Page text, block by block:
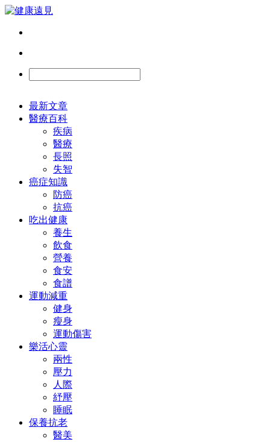
最新文章
醫療百科
疾病
醫療
長照
失智
癌症知識
防癌
抗癌
吃出健康
養生
飲食
營養
食安
食譜
運動減重
健身
瘦身
運動傷害
樂活心靈
兩性
壓力
人際
紓壓
睡眠
保養抗老
醫美